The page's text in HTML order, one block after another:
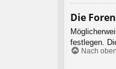
Die
festlegen.
Nach oben